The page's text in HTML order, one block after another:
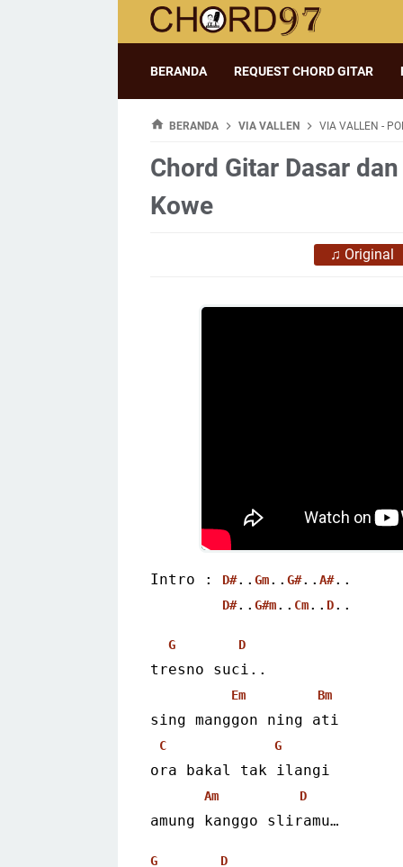
BERANDA REQUEST CHORD GITAR
BERANDA VIA VALLEN VIA VALLEN -
Chord Gitar Dasar
Kowe
♫ Original
Intro : D#.. Gm.. G#.. A#..
D#.. G#m.. Cm.. D..
G D
tresno suci..
Em Bm
sing manggon ning ati
C G
ora bakal tak ilangi
Am D
amung kanggo sliramu…
G D